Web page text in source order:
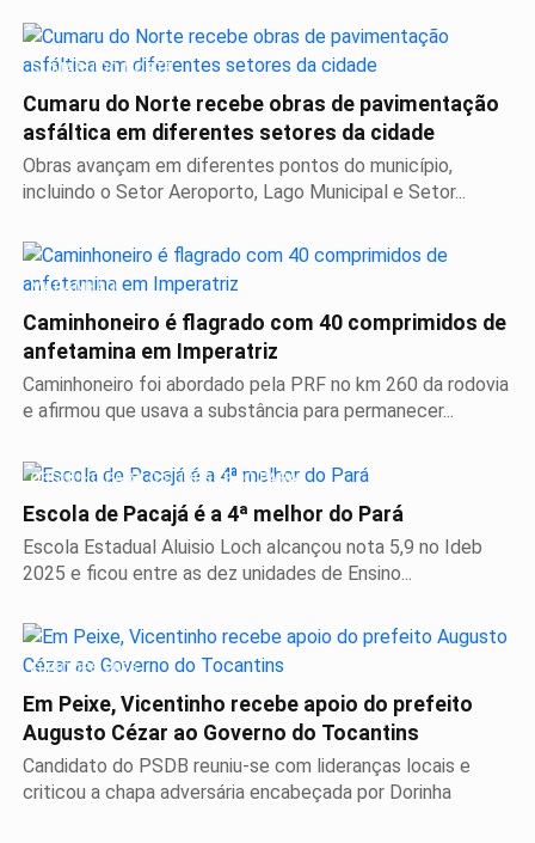
CUMARU DO NORTE
Cumaru do Norte recebe obras de pavimentação
asfáltica em diferentes setores da cidade
Obras avançam em diferentes pontos do município,
incluindo o Setor Aeroporto, Lago Municipal e Setor...
MARANHÃO
Caminhoneiro é flagrado com 40 comprimidos de
anfetamina em Imperatriz
Caminhoneiro foi abordado pela PRF no km 260 da rodovia
e afirmou que usava a substância para permanecer...
ORGULHO PARA O SUDESTE DO PARÁ
Escola de Pacajá é a 4ª melhor do Pará
Escola Estadual Aluisio Loch alcançou nota 5,9 no Ideb
2025 e ficou entre as dez unidades de Ensino...
ELEIÇÕES 2026
Em Peixe, Vicentinho recebe apoio do prefeito
Augusto Cézar ao Governo do Tocantins
Candidato do PSDB reuniu-se com lideranças locais e
criticou a chapa adversária encabeçada por Dorinha